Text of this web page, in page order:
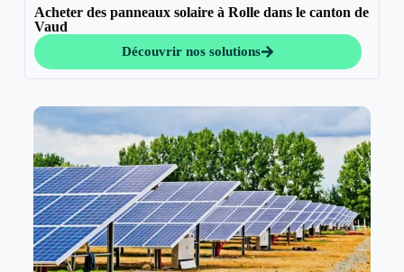
Acheter des panneaux solaire à Rolle dans le canton de
Vaud
Découvrir nos solutions